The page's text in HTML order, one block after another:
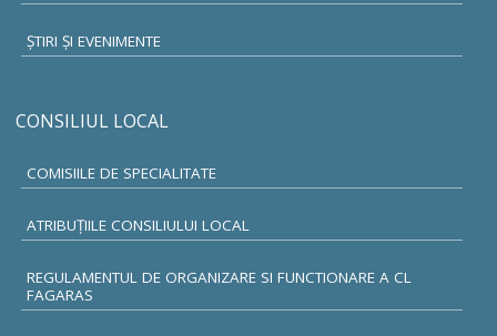
ŞTIRI ŞI EVENIMENTE
CONSILIUL LOCAL
COMISIILE DE SPECIALITATE
ATRIBUŢIILE CONSILIULUI LOCAL
REGULAMENTUL DE ORGANIZARE SI FUNCTIONARE A CL
FAGARAS